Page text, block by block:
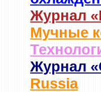
Журнал
Мучные
Журнал
Russia